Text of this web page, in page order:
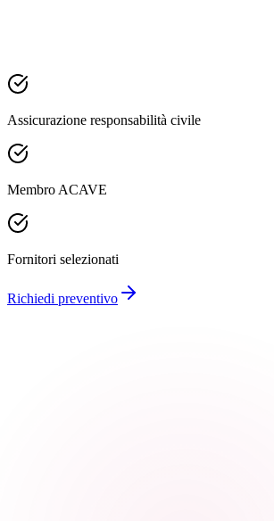
Assicurazione responsabilità civile
Membro ACAVE
Fornitori selezionati
Richiedi preventivo